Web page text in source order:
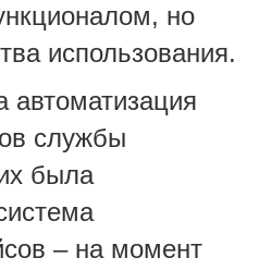
но
использования.
автоматизация
службы
была
– на момент